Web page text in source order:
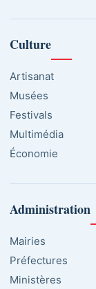
Culture
Artisanat
Musées
Festivals
Multimédia
Économie
Administration
Mairies
Préfectures
Ministères